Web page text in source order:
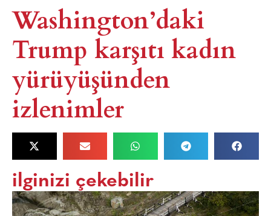
Washington’daki
Trump karşıtı kadın
yürüyüşünden
izlenimler
ilginizi çekebilir